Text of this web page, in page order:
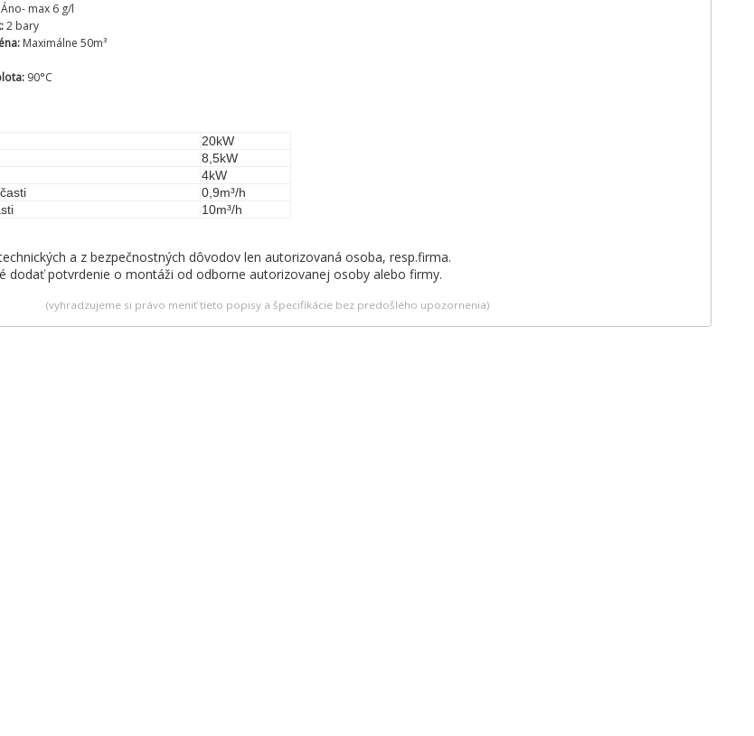
Áno- max 6 g/l
2 bary
Maximálne 50m³
90°C
20kW
8,5kW
4kW
0,9m³/h
10m³/h
z technických a z bezpečnostných dôvodov len autorizovaná osoba, resp.firma.
potvrdenie o montáži od odborne autorizovanej osoby alebo firmy.
(vyhradzujeme si právo meniť tieto popisy a špecifikácie bez predošlého upozornenia)